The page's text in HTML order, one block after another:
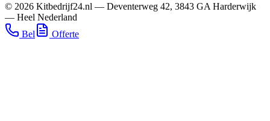
© 2026 Kitbedrijf24.nl — Deventerweg 42, 3843 GA Harderwijk
— Heel Nederland
Bel
Offerte